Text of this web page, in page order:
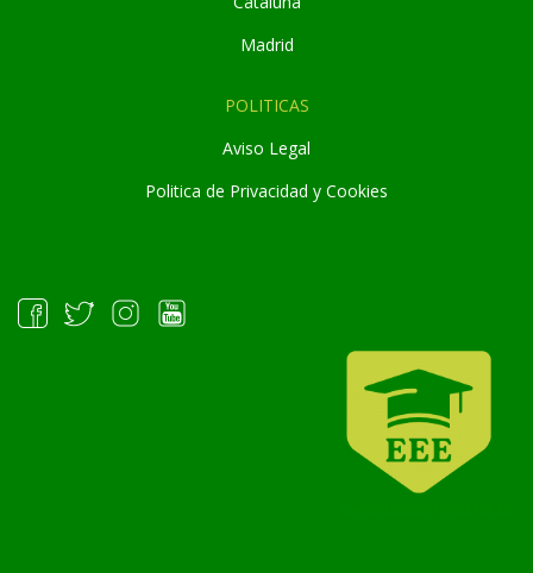
Madrid
POLITICAS
Aviso Legal
Politica de Privacidad y Cookies